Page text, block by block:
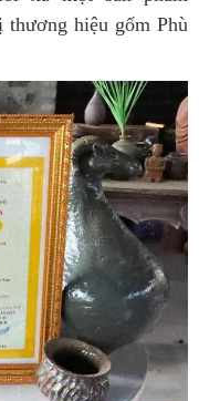
thương hiệu gốm Phù